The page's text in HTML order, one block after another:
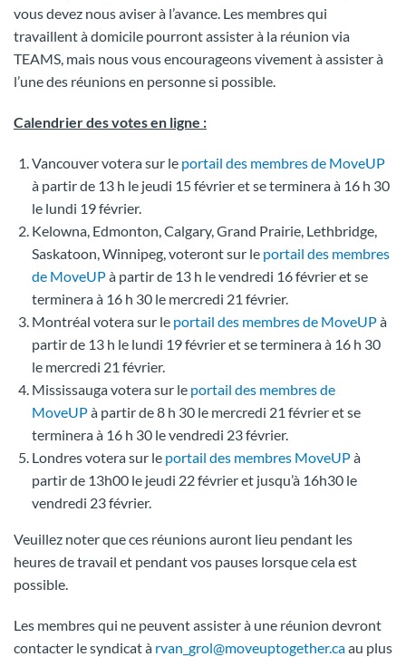
vous devez nous aviser à l’avance. Les membres qui
travaillent à domicile pourront assister à la réunion via
TEAMS, mais nous vous encourageons vivement à assister à
l’une des réunions en personne si possible.
Calendrier des votes en ligne :
Vancouver votera sur le portail des membres de MoveUP
à partir de 13 h le jeudi 15 février et se terminera à 16 h 30
le lundi 19 février.
Kelowna, Edmonton, Calgary, Grand Prairie, Lethbridge,
Saskatoon, Winnipeg, voteront sur le portail des membres
de MoveUPà partir de 13 h le vendredi 16 février et se
terminera à 16 h 30 le mercredi 21 février.
Montréal votera sur le portail des membres de MoveUPà
partir de 13 h le lundi 19 février et se terminera à 16 h 30
le mercredi 21 février.
Mississauga votera sur le portail des membres de
MoveUPà partir de 8 h 30 le mercredi 21 février et se
terminera à 16 h 30 le vendredi 23 février.
Londres votera sur le portail des membres MoveUPà
partir de 13h00 le jeudi 22 février et jusqu’à 16h30 le
vendredi 23 février.
Veuillez noter que ces réunions auront lieu pendant les
heures de travail et pendant vos pauses lorsque cela est
possible.
Les membres qui ne peuvent assister à une réunion devront
contacter le syndicat à rvan_grol@moveuptogether.caau plus